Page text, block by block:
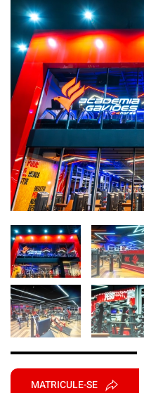
MATRICULE-SE